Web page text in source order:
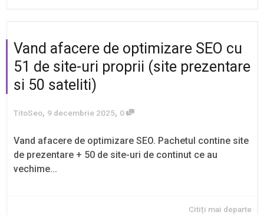
Vand afacere de optimizare SEO cu
51 de site-uri proprii (site prezentare
si 50 sateliti)
TitoSeo, 9 decembrie 2025, 0
Vand afacere de optimizare SEO. Pachetul contine site
de prezentare + 50 de site-uri de continut ce au
vechime...
Citiți mai departe